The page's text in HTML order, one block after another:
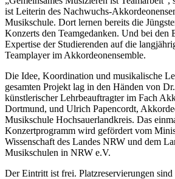
ist Leiterin des Nachwuchs-
Musikschule. Dort lernen bereits die
Konzerts den Teamgedanken. Und bei den
Expertise der Studierenden auf die
Teamplayer im Akkordeonensemble.
Die Idee, Koordination und musikalische
gesamten Projekt lag in den Händen von
künstlerischer Lehrbeauftragter im Fach
Dortmund, und Ulrich Papencordt,
Musikschule Hochsauerlandkreis. Das
Konzertprogramm wird gefördert vom
Wissenschaft des Landes NRW und dem
Musikschulen in NRW e.V.
Der Eintritt ist frei. Platzreservierungen